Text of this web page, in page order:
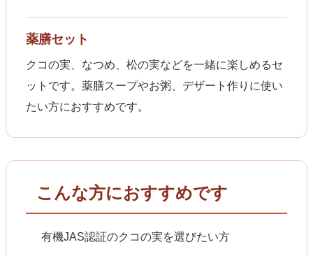
薬膳セット
クコの実、なつめ、松の実などを一緒に楽しめるセ
ットです。薬膳スープやお粥、デザート作りに使い
たい方におすすめです。
こんな方におすすめです
有機JAS認証のクコの実を選びたい方